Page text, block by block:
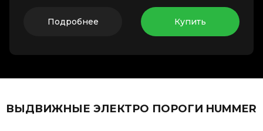
Подробнее Купить
ВЫДВИЖНЫЕ ЭЛЕКТРО ПОРОГИ HUMMER